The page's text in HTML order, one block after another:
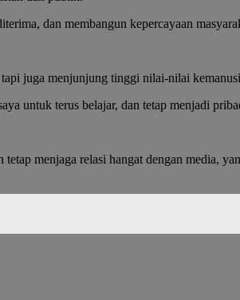
dan membangun kepercayaan
juga menjunjung tinggi nilai-nilai
untuk terus belajar, dan tetap menjadi
menjaga relasi hangat dengan media,